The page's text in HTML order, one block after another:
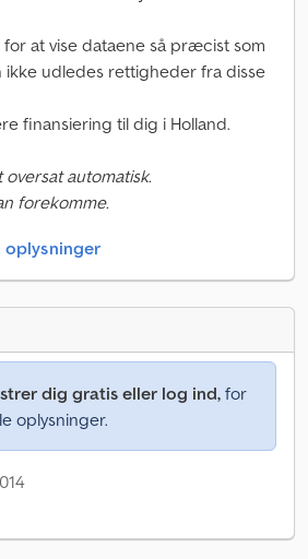
at vise dataene så præcist som
ikke udledes rettigheder fra disse
finansiering til dig i Holland.
automatisk.
forekomme.
oplysninger
dig gratis eller log ind,for
oplysninger.